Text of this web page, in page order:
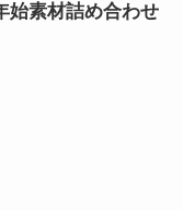
始素材詰め合わせ